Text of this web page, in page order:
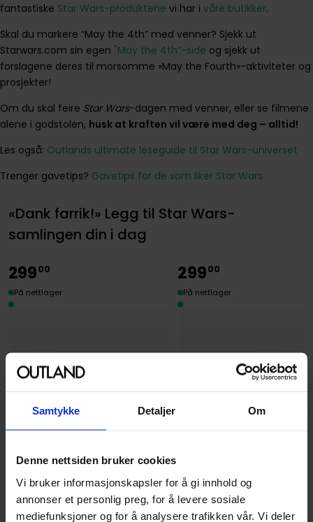
Samtykke Detaljer Om
Denne nettsiden bruker cookies
Vi bruker informasjonskapsler for å gi innhold og
annonser et personlig preg, for å levere sosiale
mediefunksjoner og for å analysere trafikken vår. Vi deler
fantastiske Star Wars-produktene vi har i våre butikker.
Skal du markere “May the 4th” med venner? Sjekk ut
Starwars.com sin egen "May the 4th”-side og sjekk ut
forslagene deres til morsomme «May the Fourth»-aktiviteter og
prosjekter!
Om du skal feire Star Wars-dagen med venner, eller se filmene
alene i godstolen, husk at kraften vil være med deg – alltid!
Les også: Outlands ultimate leseguide til Star Wars-universet
Trenger gavetips? Gavetips for de som liker Star Wars
«Dank farrik!» Legg til Star Wars-
samlingen din i dag
29900
På nettlager
29900
På nettlager